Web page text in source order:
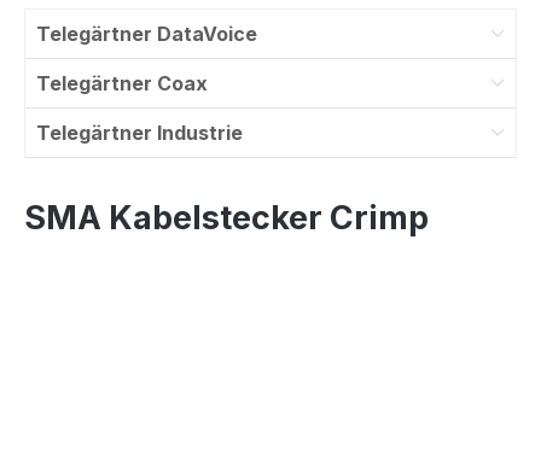
Telegärtner DataVoice
Telegärtner Coax
Telegärtner Industrie
SMA Kabelstecker Crimp